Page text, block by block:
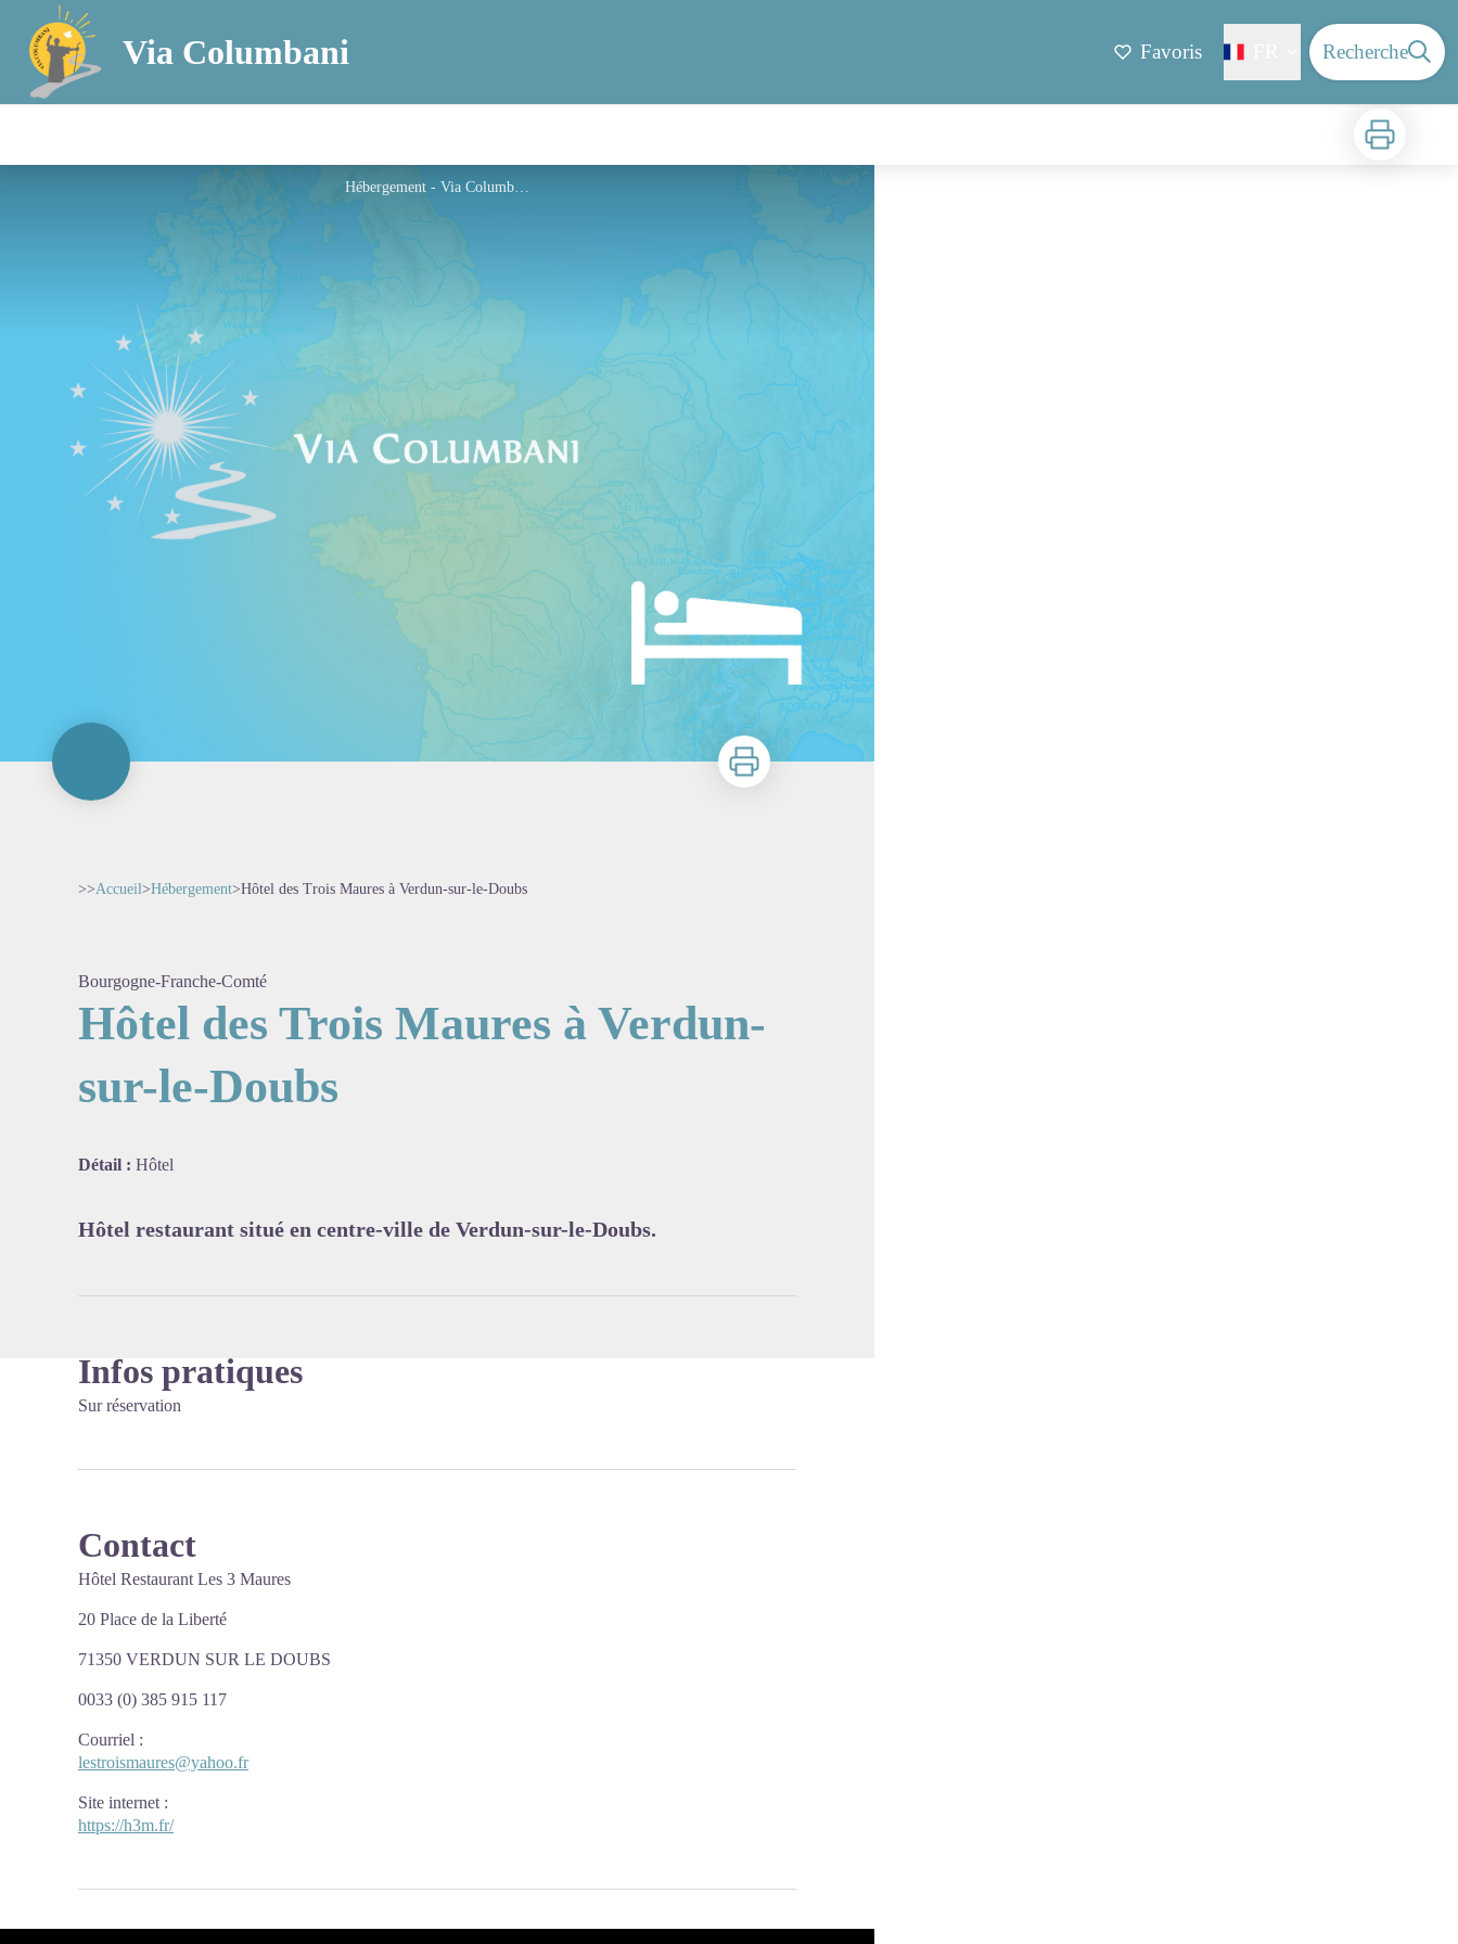
Via Columbani Favoris Recherche
Imprimer
Hébergement - Via Columbani
Imprimer
>>Accueil>Hébergement>Hôtel des Trois Maures à Verdun-sur-le-Doubs
Bourgogne-Franche-Comté
Hôtel des Trois Maures à Verdun-
sur-le-Doubs
Détail : Hôtel
Hôtel restaurant situé en centre-ville de Verdun-sur-le-Doubs.
Infos pratiques
Sur réservation
Contact
Hôtel Restaurant Les 3 Maures
20 Place de la Liberté
71350 VERDUN SUR LE DOUBS
0033 (0) 385 915 117
Courriel :
lestroismaures@yahoo.fr
Site internet :
https://h3m.fr/